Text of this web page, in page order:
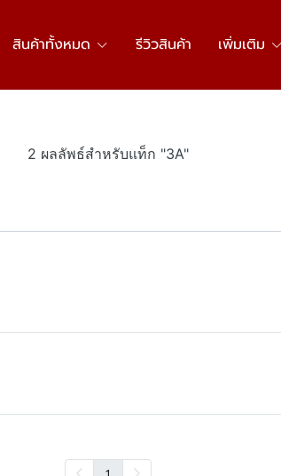
สินค้าทั้งหมด รีวิวสินค้า เพิ่มเติม
2 ผลลัพธ์สำหรับแท็ก "3A"